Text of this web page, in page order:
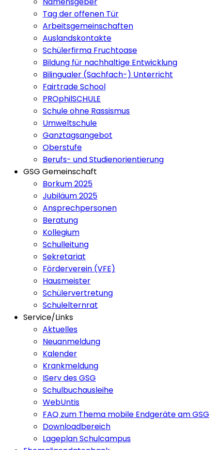
Tag der offenen Tür
Arbeitsgemeinschaften
Auslandskontakte
Schülerfirma Fruchtoase
Bildung für nachhaltige Entwicklung
Bilingualer (Sachfach-) Unterricht
Fairtrade School
PROphilSCHULE
Schule ohne Rassismus
Umweltschule
Ganztagsangebot
Oberstufe
Berufs- und Studienorientierung
GSG Gemeinschaft
Borkum 2025
Jubiläum 2025
Ansprechpersonen
Beratung
Kollegium
Schulleitung
Sekretariat
Förderverein (VFE)
Hausmeister
Schülervertretung
Schulelternrat
Service/Links
Aktuelles
Neuanmeldung
Kalender
Krankmeldung
IServ des GSG
Schulbuchausleihe
WebUntis
FAQ zum Thema mobile Endgeräte am GSG
Downloadbereich
Lageplan Schulcampus